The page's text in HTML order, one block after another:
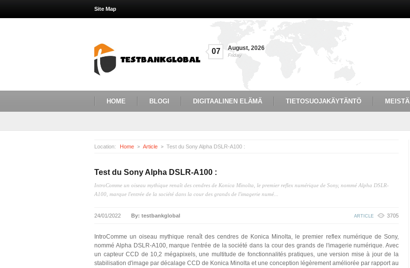
Site Map
07 August, 2026
Friday
HOME BLOGI DIGITAALINEN ELÄMÄ TIETOSUOJAKÄYTÄNTÖ MEISTÄ
Location: Home Article Test du Sony Alpha DSLR-A100 :
Test du Sony Alpha DSLR-A100 :
IntroComme un oiseau mythique renaît des cendres de Konica Minolta, le premier reflex numérique de Sony, nommé Alpha DSLR-
A100, marque l'entrée de la société dans la cour des grands de l'imagerie numé...
24/01/2022 By: testbankglobal ARTICLE 3705
IntroComme un oiseau mythique renaît des cendres de Konica Minolta, le premier reflex numérique de Sony,
nommé Alpha DSLR-A100, marque l'entrée de la société dans la cour des grands de l'imagerie numérique. Avec
un capteur CCD de 10,2 mégapixels, une multitude de fonctionnalités pratiques, une version mise à jour de la
stabilisation d'image par décalage CCD de Konica Minolta et une conception légèrement améliorée par rapport au